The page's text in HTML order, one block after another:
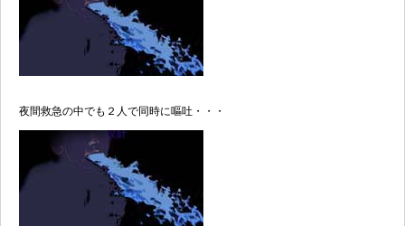
夜間救急の中でも２人で同時に嘔吐・・・